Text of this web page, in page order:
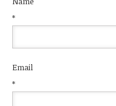
*
Email
*